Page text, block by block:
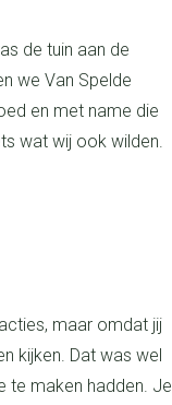
de tuin aan de
we Van Spelde
en met name die
wat wij ook wilden.
maar omdat jij
kijken. Dat was wel
te maken hadden. Je